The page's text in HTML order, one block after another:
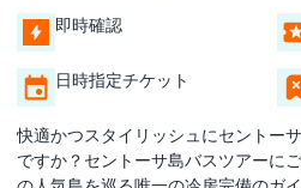
即時確認
日時指定チケット
快適かつスタイリッシュにセントー
ですか？セントーサ島バスツアーに